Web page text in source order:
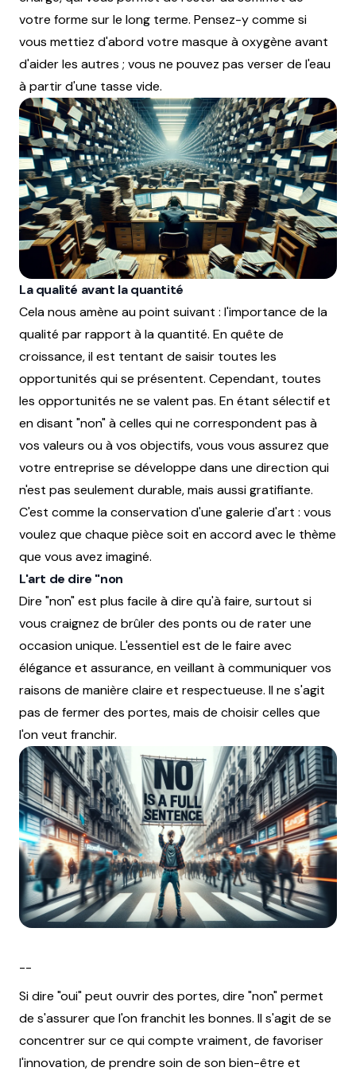
votre forme sur le long terme. Pensez-y comme si
vous mettiez d'abord votre masque à oxygène avant
d'aider les autres ; vous ne pouvez pas verser de l'eau
à partir d'une tasse vide.
La qualité avant la quantité
Cela nous amène au point suivant : l'importance de la
qualité par rapport à la quantité. En quête de
croissance, il est tentant de saisir toutes les
opportunités qui se présentent. Cependant, toutes
les opportunités ne se valent pas. En étant sélectif et
en disant "non" à celles qui ne correspondent pas à
vos valeurs ou à vos objectifs, vous vous assurez que
votre entreprise se développe dans une direction qui
n'est pas seulement durable, mais aussi gratifiante.
C'est comme la conservation d'une galerie d'art : vous
voulez que chaque pièce soit en accord avec le thème
que vous avez imaginé.
L'art de dire "non
Dire "non" est plus facile à dire qu'à faire, surtout si
vous craignez de brûler des ponts ou de rater une
occasion unique. L'essentiel est de le faire avec
élégance et assurance, en veillant à communiquer vos
raisons de manière claire et respectueuse. Il ne s'agit
pas de fermer des portes, mais de choisir celles que
l'on veut franchir.
--
Si dire "oui" peut ouvrir des portes, dire "non" permet
de s'assurer que l'on franchit les bonnes. Il s'agit de se
concentrer sur ce qui compte vraiment, de favoriser
l'innovation, de prendre soin de son bien-être et